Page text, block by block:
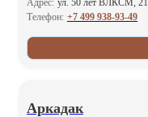
Адрес: ул. 50 лет ВЛКСМ, 21
Телефон: +7 499 938-93-49
Аркадак